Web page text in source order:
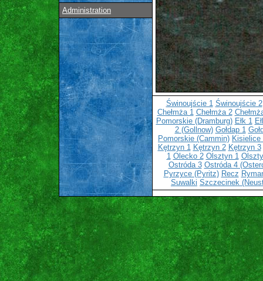
Administration
Świnoujście 1 Świnoujście 2
Chełmża 1 Chełmża 2
Pomorskie (Dramburg) Ełk 1
2 (Gollnow) Gołdap 1
Pomorskie (Cammin) Kisielice
Kętrzyn 1 Kętrzyn 2 Kętrzyn 3
1 Olecko 2 Olsztyn 1
Ostróda 3 Ostróda 4
Pyrzyce (Pyritz) Recz
Suwalki Szczecinek